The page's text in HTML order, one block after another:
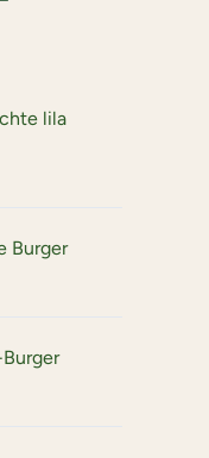
lila
Burger